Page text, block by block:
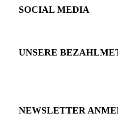
SOCIAL MEDIA
UNSERE
NEWSLETTER